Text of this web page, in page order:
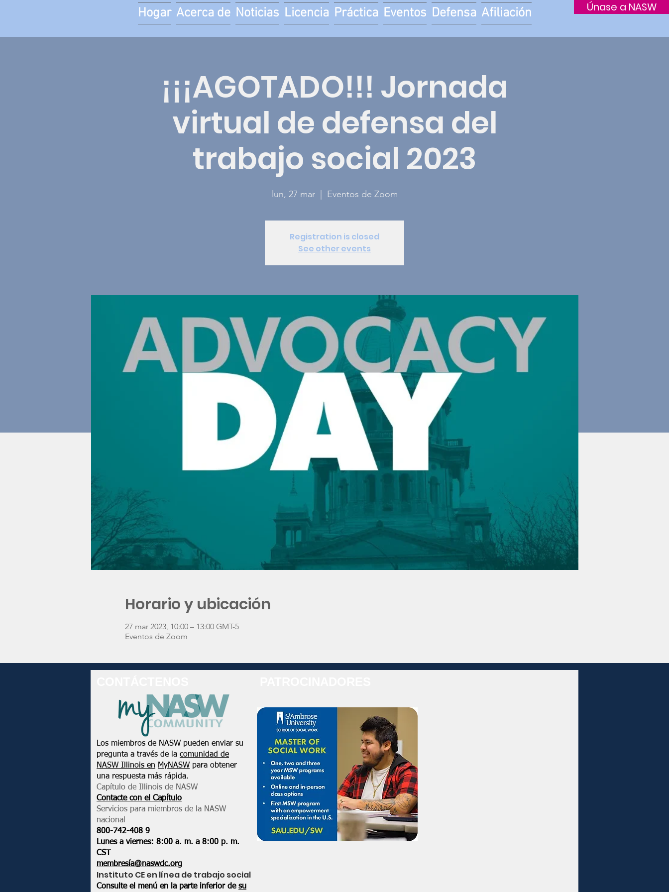
Únase a NASW
Hogar Acerca de Noticias Licencia Práctica Eventos Defensa Afiliación
¡¡¡AGOTADO!!! Jornada
virtual de defensa del
trabajo social 2023
lun, 27 mar
  |
Eventos de Zoom
Registration is closed
See other events
Horario y ubicación
27 mar 2023, 10:00 – 13:00 GMT-5
Eventos de Zoom
Los miembros de NASW pueden enviar su
pregunta a través de la comunidad de
NASW Illinois en MyNASW para obtener
una respuesta más rápida.
Capítulo de Illinois de NASW
Contacte con el Capítulo
Servicios para miembros de la NASW
nacional
800-742-408 9
Lunes a viernes: 8:00 a. m. a 8:00 p. m.
CST
membresía@naswdc.org
Instituto CE en línea de trabajo social
Consulte el menú en la parte inferior de su